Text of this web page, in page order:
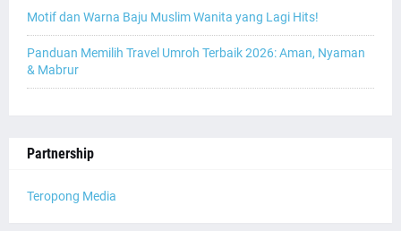
Motif dan Warna Baju Muslim Wanita yang Lagi Hits!
Panduan Memilih Travel Umroh Terbaik 2026: Aman, Nyaman
& Mabrur
Partnership
Teropong Media